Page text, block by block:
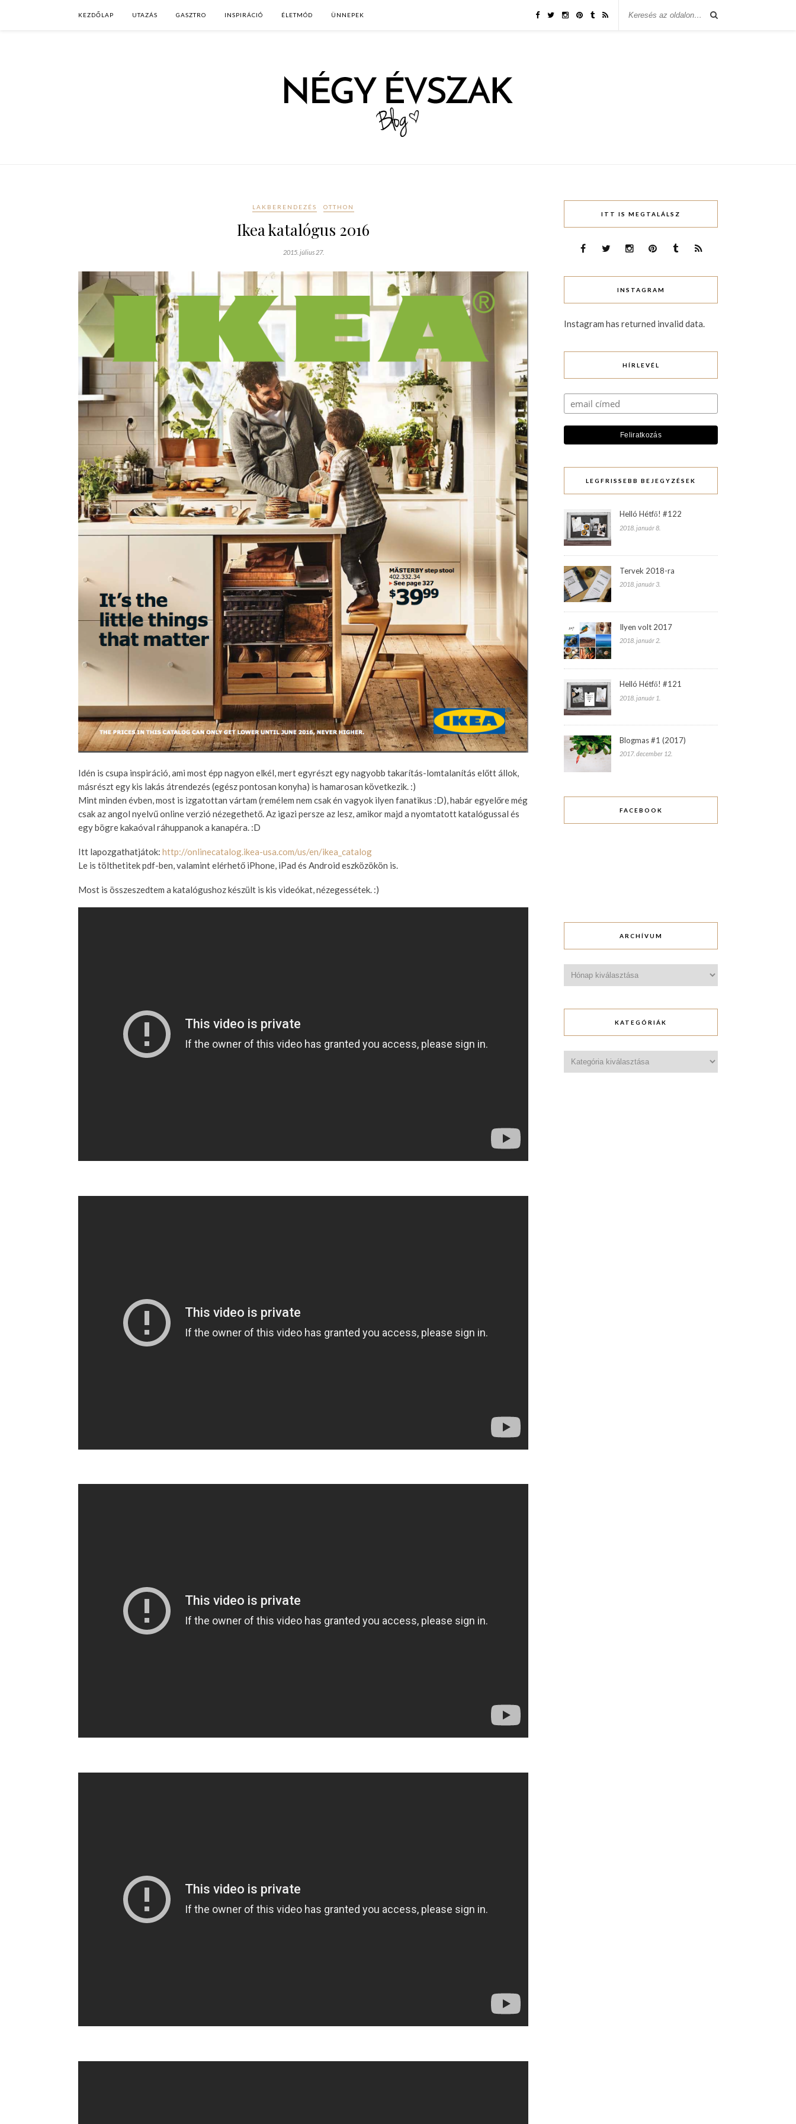
KEZDŐLAP UTAZÁS GASZTRO INSPIRÁCIÓ ÉLETMÓD ÜNNEPEK
LAKBERENDEZÉS OTTHON
Ikea katalógus 2016
2015. július 27.
Idén is csupa inspiráció, ami most épp nagyon elkél, mert egyrészt egy nagyobb takarítás-lomtalanítás előtt állok,
másrészt egy kis lakás átrendezés (egész pontosan konyha) is hamarosan következik. :)
Mint minden évben, most is izgatottan vártam (remélem nem csak én vagyok ilyen fanatikus :D), habár egyelőre még
csak az angol nyelvű online verzió nézegethető. Az igazi persze az lesz, amikor majd a nyomtatott katalógussal és
egy bögre kakaóval ráhuppanok a kanapéra. :D
Itt lapozgathatjátok: http://onlinecatalog.ikea-usa.com/us/en/ikea_catalog
Le is tölthetitek pdf-ben, valamint elérhető iPhone, iPad és Android eszközökön is.
Most is összeszedtem a katalógushoz készült is kis videókat, nézegessétek. :)
ITT IS MEGTALÁLSZ
INSTAGRAM
Instagram has returned invalid data.
HÍRLEVÉL
LEGFRISSEBB BEJEGYZÉSEK
Helló Hétfő! #122
2018. január 8.
Tervek 2018-ra
2018. január 3.
Ilyen volt 2017
2018. január 2.
Helló Hétfő! #121
2018. január 1.
Blogmas #1 (2017)
2017. december 12.
FACEBOOK
ARCHÍVUM
KATEGÓRIÁK